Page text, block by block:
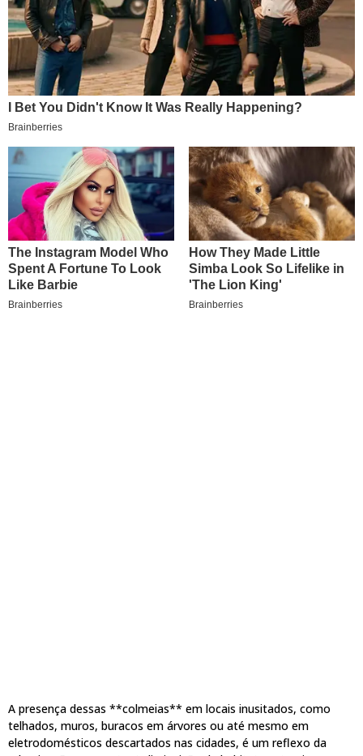
A presença dessas **colmeias** em locais inusitados, como
telhados, muros, buracos em árvores ou até mesmo em
eletrodomésticos descartados nas cidades, é um reflexo da